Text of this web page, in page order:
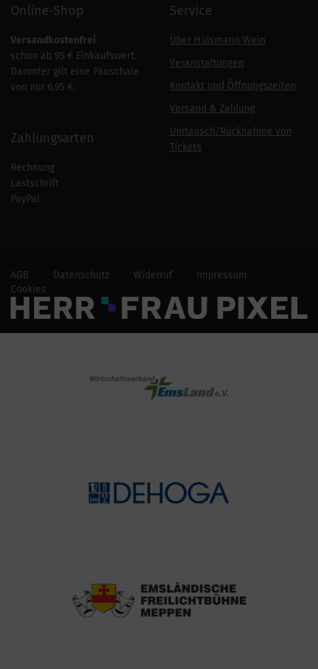
Online-Shop
Versandkostenfrei
schon ab 95 € Einkaufswert.
Darunter gilt eine Pauschale
von nur 6,95 €.
Zahlungsarten
Rechnung
Lastschrift
PayPal
Service
Über Hülsmann Wein
Veranstaltungen
Kontakt und Öffnungszeiten
Versand & Zahlung
Umtausch/Rücknahme von
Tickets
AGB Datenschutz Widerruf
Impressum
Cookies